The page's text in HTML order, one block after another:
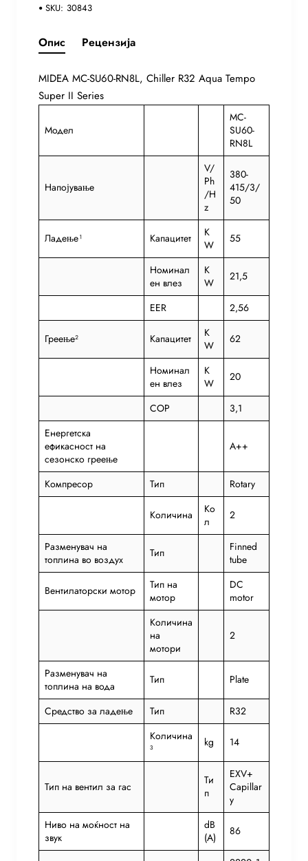
SKU: 30843
Опис Рецензија
MIDEA MC-SU60-RN8L, Chiller R32 Aqua Tempo
Super II Series
Модел
MC-
SU60-
RN8L
Напојување
V/
Ph
/H
z
380-
415/3/
50
Ладење¹ Капацитет
K
W
55
Номинал
ен влез
K
W
21,5
EER 2,56
Греење² Капацитет
K
W
62
Номинал
ен влез
K
W
20
COP
3,1
Енергетска
ефикасност на
сезонско греење
A++
Компресор Тип Rotary
Количина
Ко
л
2
Разменувач на
топлина во воздух
Тип
Finned
tube
Вентилаторски мотор
Тип на
мотор
DC
motor
Количина
на
мотори
2
Разменувач на
топлина на вода
Тип Plate
Средство за ладење Тип
R32
Количина
³
kg 14
Тип на вентил за гас
Ти
п
EXV+
Capillar
y
Ниво на моќност на
звук
dB
(A)
86